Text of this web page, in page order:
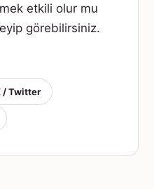
etkili olur mu
görebilirsiniz.
/ Twitter